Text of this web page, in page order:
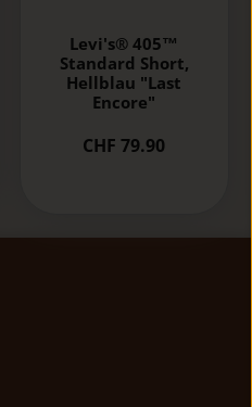
Levi's® 405™
Standard Short,
Hellblau "Last
Encore"
CHF 79.90